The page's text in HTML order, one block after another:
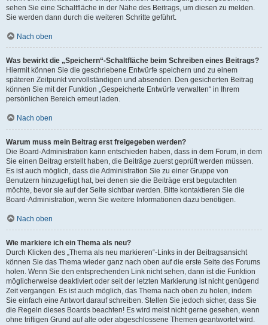
sehen Sie eine Schaltfläche in der Nähe des Beitrags, um diesen zu melden.
Sie werden dann durch die weiteren Schritte geführt.
Nach oben
Was bewirkt die „Speichern“-Schaltfläche beim Schreiben eines Beitrags?
Hiermit können Sie die geschriebene Entwürfe speichern und zu einem
späteren Zeitpunkt vervollständigen und absenden. Den gesicherten Beitrag
können Sie mit der Funktion „Gespeicherte Entwürfe verwalten“ in Ihrem
persönlichen Bereich erneut laden.
Nach oben
Warum muss mein Beitrag erst freigegeben werden?
Die Board-Administration kann entschieden haben, dass in dem Forum, in dem
Sie einen Beitrag erstellt haben, die Beiträge zuerst geprüft werden müssen.
Es ist auch möglich, dass die Administration Sie zu einer Gruppe von
Benutzern hinzugefügt hat, bei denen sie die Beiträge erst begutachten
möchte, bevor sie auf der Seite sichtbar werden. Bitte kontaktieren Sie die
Board-Administration, wenn Sie weitere Informationen dazu benötigen.
Nach oben
Wie markiere ich ein Thema als neu?
Durch Klicken des „Thema als neu markieren“-Links in der Beitragsansicht
können Sie das Thema wieder ganz nach oben auf die erste Seite des Forums
holen. Wenn Sie den entsprechenden Link nicht sehen, dann ist die Funktion
möglicherweise deaktiviert oder seit der letzten Markierung ist nicht genügend
Zeit vergangen. Es ist auch möglich, das Thema nach oben zu holen, indem
Sie einfach eine Antwort darauf schreiben. Stellen Sie jedoch sicher, dass Sie
die Regeln dieses Boards beachten! Es wird meist nicht gerne gesehen, wenn
ohne triftigen Grund auf alte oder abgeschlossene Themen geantwortet wird.